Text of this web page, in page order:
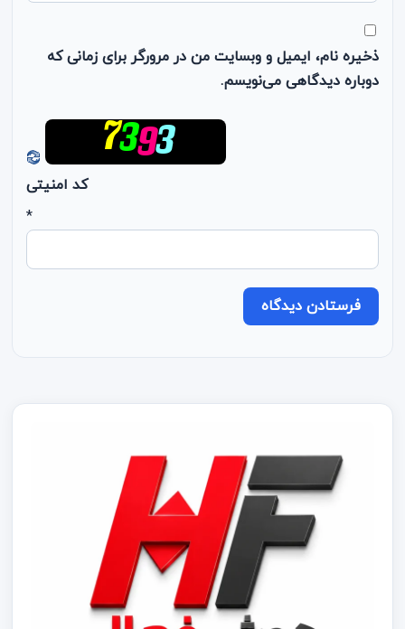
ذخیره نام، ایمیل و وبسایت من در مرورگر برای زمانی که
دوباره دیدگاهی می‌نویسم.
کد امنیتی
*